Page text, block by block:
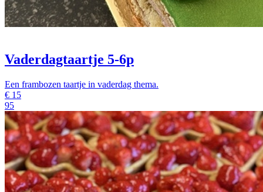
Vaderdagtaartje 5-6p
Een frambozen taartje in vaderdag thema.
€ 15
95